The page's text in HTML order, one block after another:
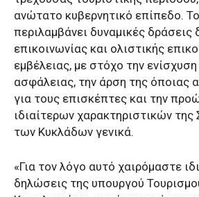
ανώτατο κυβερνητικό επίπεδο.
περιλαμβάνει δυναμικές δράσεις
επικοινωνίας και ολιστικής
εμβέλειας, με στόχο την
ασφάλειας, την άρση της όποιας
για τους επισκέπτες και την
ιδιαίτερων χαρακτηριστικών της
των Κυκλάδων γενικά.
«Για τον λόγο αυτό χαιρόμαστε
δηλώσεις της υπουργού